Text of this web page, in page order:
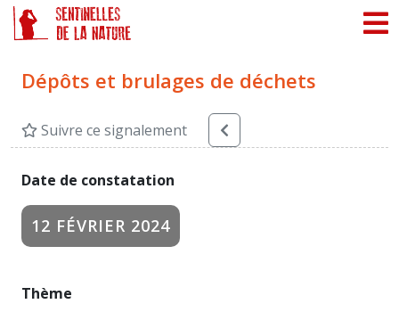
Dépôts et brulages de déchets
Suivre ce signalement
Date de constatation
12 FÉVRIER 2024
Thème
Panneau de gestion des cookies